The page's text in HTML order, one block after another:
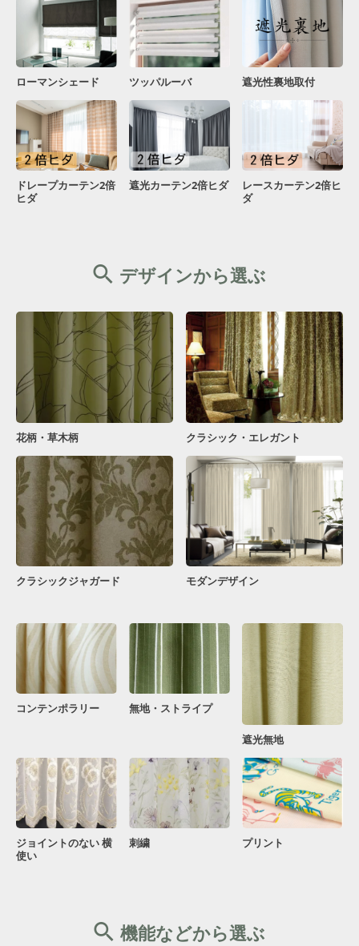
ローマンシェード ツッパルーバ 遮光性裏地取付
ドレープカーテン2倍
ヒダ
遮光カーテン2倍ヒダ
レースカーテン2倍ヒ
ダ
デザインから選ぶ
花柄・草木柄 クラシック・エレガント
クラシックジャガード モダンデザイン
コンテンポラリー 無地・ストライプ
遮光無地
ジョイントのない 横
使い
刺繍 プリント
機能などから選ぶ